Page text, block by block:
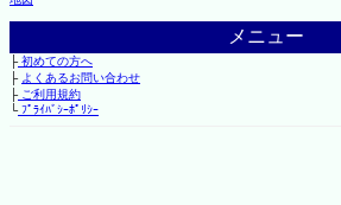
メニュー
├初めての方へ
├ よくあるお問い合わせ
├ご利用規約
└ﾌﾟﾗｲﾊﾞｼｰﾎﾟﾘｼｰ